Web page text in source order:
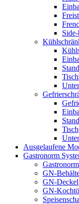
Ausgelaufene
Gastronorm
GN-
GN-Deckel
GN-